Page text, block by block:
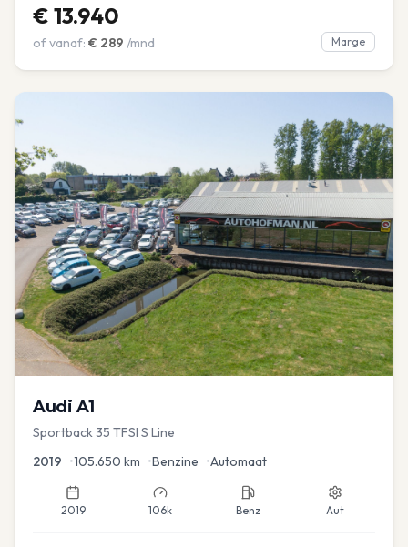
€ 13.940
of vanaf: € 289 /mnd Marge
Audi A1
Sportback 35 TFSI S Line
2019 •105.650 km •Benzine •Automaat
2019 106k Benz Aut